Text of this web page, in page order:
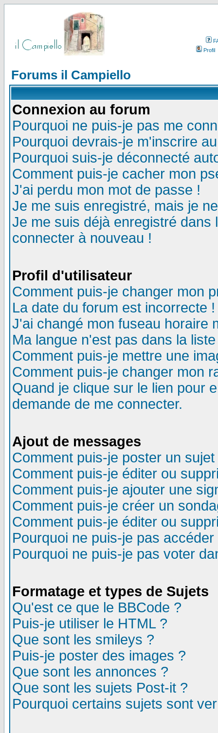
Profil
Forums il Campiello
Connexion au forum
Pourquoi ne puis-je pas me
Pourquoi devrais-je m'inscrire
Pourquoi suis-je déconnecté
Comment puis-je cacher mon
J'ai perdu mon mot de passe !
Je me suis enregistré, mais je
Je me suis déjà enregistré
connecter à nouveau !
Profil d'utilisateur
Comment puis-je changer mon
La date du forum est incorrecte !
J'ai changé mon fuseau horaire
Ma langue n'est pas dans la
Comment puis-je mettre une
Comment puis-je changer mon
Quand je clique sur le lien pour
demande de me connecter.
Ajout de messages
Comment puis-je poster un
Comment puis-je éditer ou
Comment puis-je ajouter une
Comment puis-je créer un
Comment puis-je éditer ou
Pourquoi ne puis-je pas
Pourquoi ne puis-je pas voter
Formatage et types de Sujets
Qu'est ce que le BBCode ?
Puis-je utiliser le HTML ?
Que sont les smileys ?
Puis-je poster des images ?
Que sont les annonces ?
Que sont les sujets Post-it ?
Pourquoi certains sujets sont